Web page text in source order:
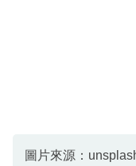
圖片來源：